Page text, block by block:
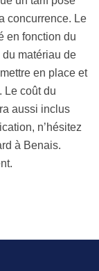
concurrence. Le
en fonction du
du matériau de
en place et
Le coût du
aussi inclus
n’hésitez
à Benais.